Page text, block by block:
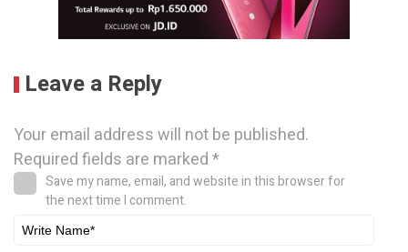
Leave a Reply
Your email address will not be published.
Required fields are marked*
Save my name, email, and website in this browser for
the next time I comment.